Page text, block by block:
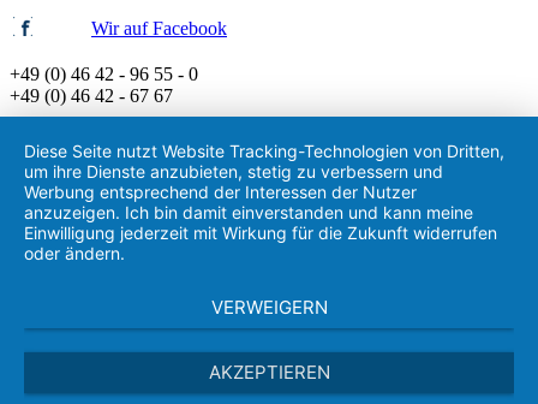
Wir auf Facebook
+49 (0) 46 42 - 96 55 - 0
+49 (0) 46 42 - 67 67
Diese Seite nutzt Website Tracking-Technologien von Dritten,
um ihre Dienste anzubieten, stetig zu verbessern und
Werbung entsprechend der Interessen der Nutzer
anzuzeigen. Ich bin damit einverstanden und kann meine
Einwilligung jederzeit mit Wirkung für die Zukunft widerrufen
oder ändern.
VERWEIGERN
AKZEPTIEREN